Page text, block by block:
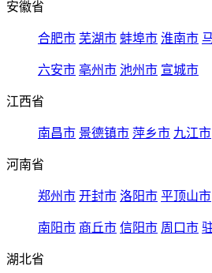
安徽省
合肥市 芜湖市 蚌埠市 淮南市
六安市 亳州市 池州市 宣城市
江西省
南昌市 景德镇市 萍乡市 九江市
河南省
郑州市 开封市 洛阳市 平顶山市
南阳市 商丘市 信阳市 周口市
湖北省